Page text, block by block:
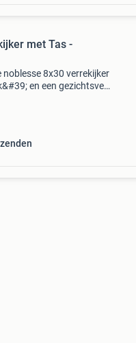
met Tas -
8x30 verrekijker
en een gezichtsveld